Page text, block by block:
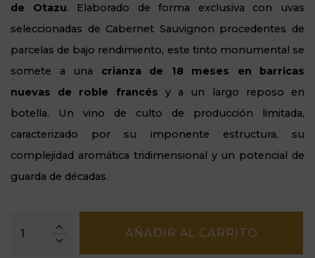
de Otazu. Elaborado de forma exclusiva con uvas
seleccionadas de Cabernet Sauvignon procedentes de
parcelas de bajo rendimiento, este tinto monumental se
somete a una crianza de 18 meses en barricas
nuevas de roble francés y a un largo reposo en
botella. Un vino de culto de producción limitada,
caracterizado por su imponente estructura, su
complejidad aromática tridimensional y un potencial de
guarda de décadas.
AÑADIR AL CARRITO